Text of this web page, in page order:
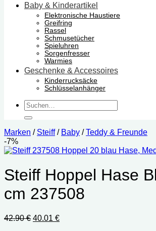
Baby & Kinderartikel
Elektronische Haustiere
Greifring
Rassel
Schmusetücher
Spieluhren
Sorgenfresser
Warmies
Geschenke & Accessoires
Kinderrucksäcke
Schlüsselanhänger
Suchen
nach:
Marken / Steiff / Baby / Teddy & Freunde
-7%
Steiff Hoppel Hase
cm 237508
42.90€ Ursprünglicher
40.01 €Aktueller